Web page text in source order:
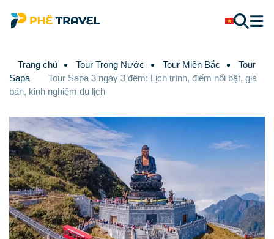
Trang chủ Tour Trong Nước Tour Miền Bắc
Tour
Sapa
Tour Sapa 3 ngày 3 đêm: Lịch trình, điểm nổi bật, giá
bán, kinh nghiệm du lịch